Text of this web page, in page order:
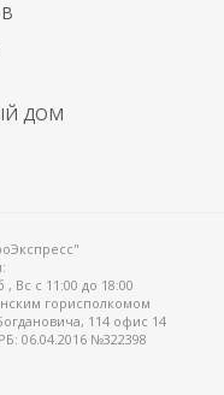
ДОМ
, Вс c 11:00 до 18:00
горисполкомом
114 офис 14
06.04.2016 №322398